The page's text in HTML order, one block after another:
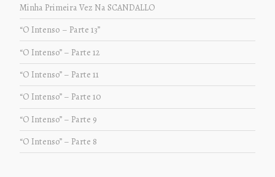
Minha Primeira Vez Na SCANDALLO
“O Intenso – Parte 13”
“O Intenso” – Parte 12
“O Intenso” – Parte 11
“O Intenso” – Parte 10
“O Intenso” – Parte 9
“O Intenso” – Parte 8